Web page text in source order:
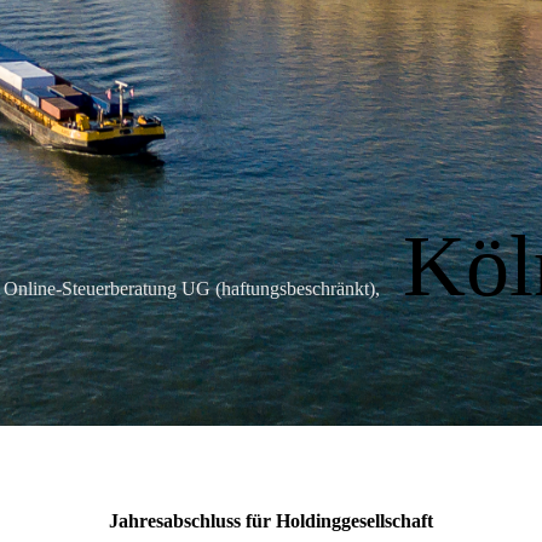
Steuerberatung UG (haftungsbeschränkt),
Jahresabschluss für Holdinggesellschaft